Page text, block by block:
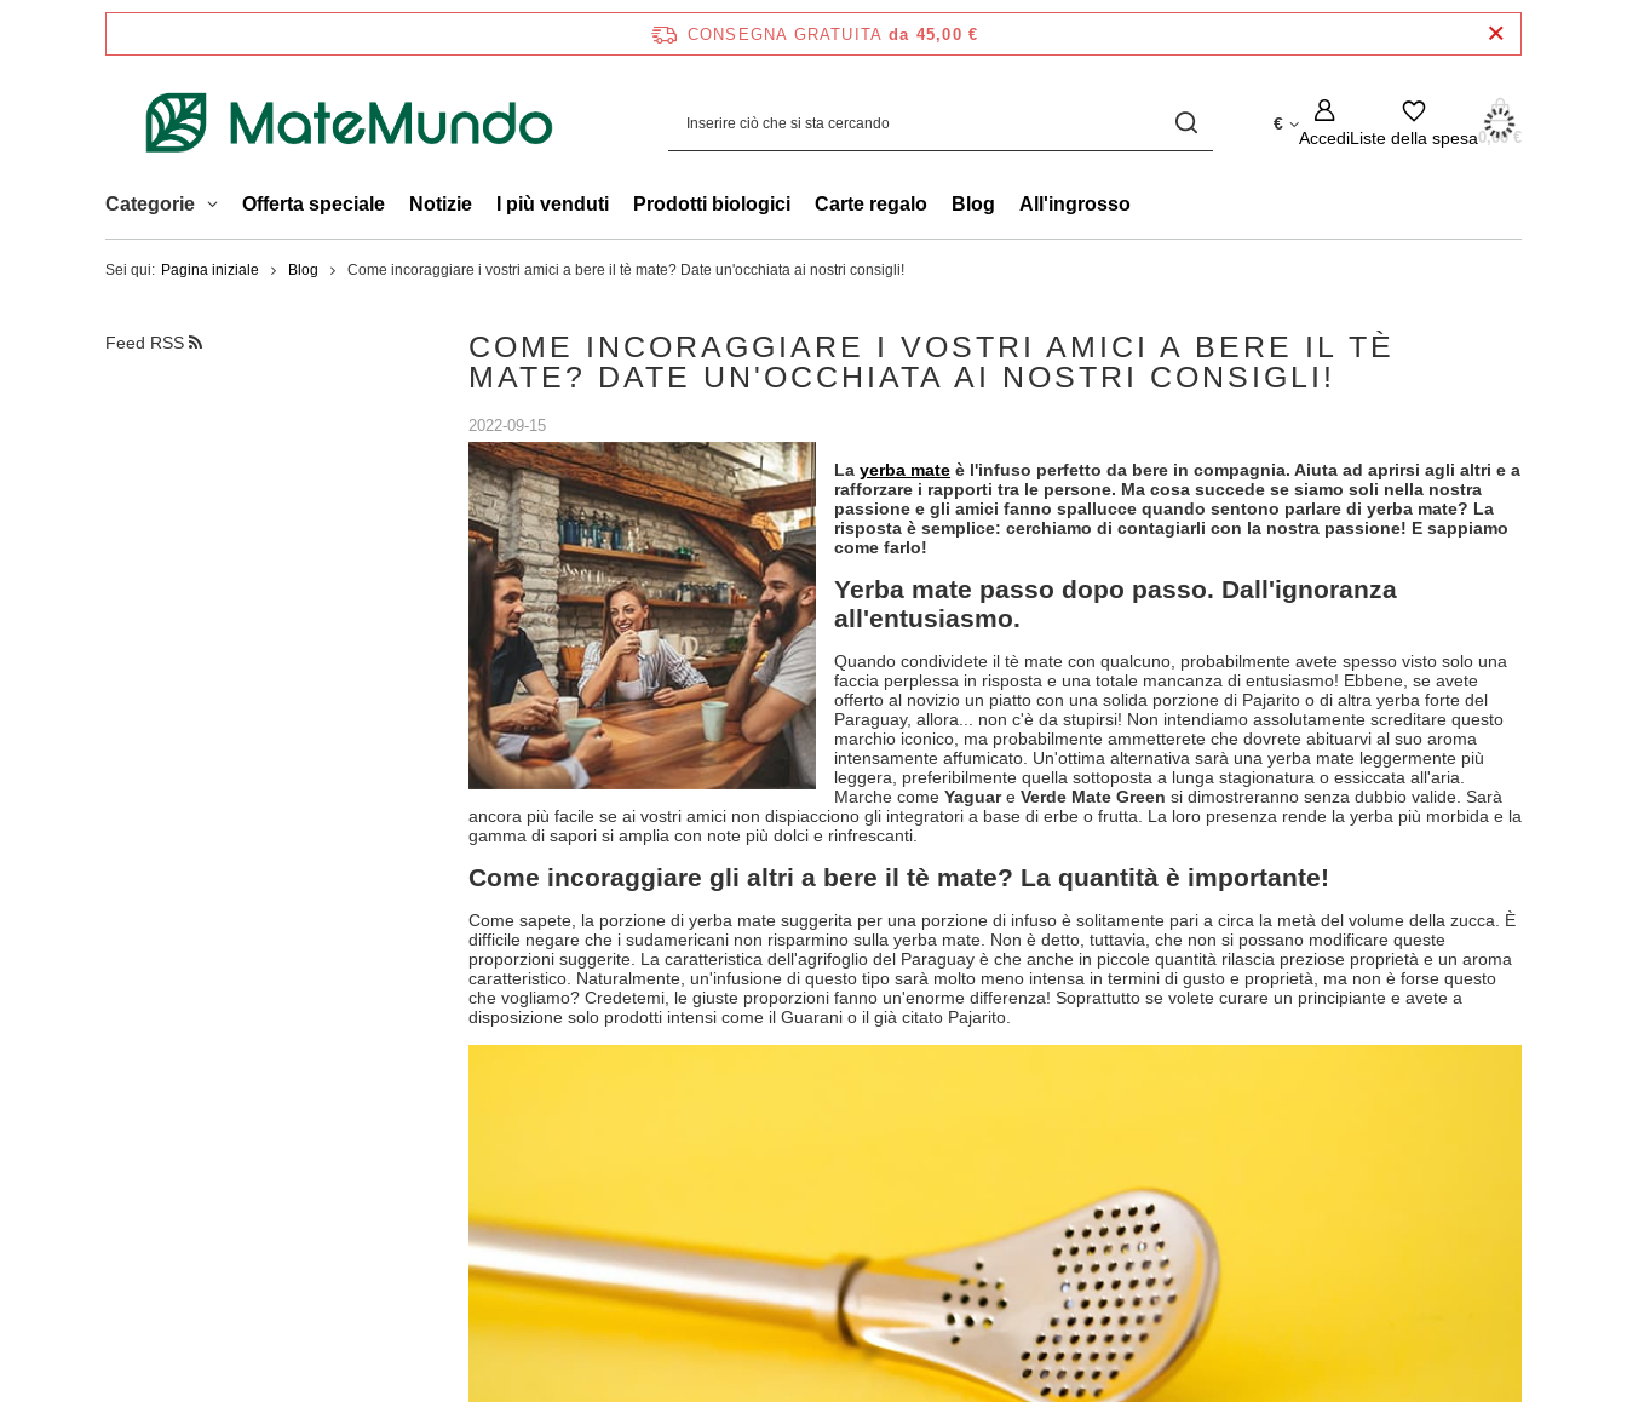
CONSEGNA GRATUITA da 45,00 €
€
AccediListe della spesa0,00 €
Categorie Offerta speciale Notizie I più venduti Prodotti biologici Carte regalo Blog All'ingrosso
Sei qui: Pagina iniziale Blog Come incoraggiare i vostri amici a bere il tè mate? Date un'occhiata ai nostri consigli!
Feed RSS
COME INCORAGGIARE I VOSTRI AMICI A BERE IL TÈ
MATE? DATE UN'OCCHIATA AI NOSTRI CONSIGLI!
2022-09-15
Layerba mate è l'infuso perfetto da bere in compagnia. Aiuta ad aprirsi agli altri e a
rafforzare i rapporti tra le persone. Ma cosa succede se siamo soli nella nostra
passione e gli amici fanno spallucce quando sentono parlare di yerba mate? La
risposta è semplice: cerchiamo di contagiarli con la nostra passione! E sappiamo
come farlo!
Yerba mate passo dopo passo. Dall'ignoranza
all'entusiasmo.
Quando condividete il tè mate con qualcuno, probabilmente avete spesso visto solo una
faccia perplessa in risposta e una totale mancanza di entusiasmo! Ebbene, se avete
offerto al novizio un piatto con una solida porzione di Pajarito o di altra yerba forte del
Paraguay, allora... non c'è da stupirsi! Non intendiamo assolutamente screditare questo
marchio iconico, ma probabilmente ammetterete che dovrete abituarvi al suo aroma
intensamente affumicato. Un'ottima alternativa sarà una yerba mate leggermente più
leggera, preferibilmente quella sottoposta a lunga stagionatura o essiccata all'aria.
Marche comeYaguareVerde Mate Green si dimostreranno senza dubbio valide. Sarà
ancora più facile se ai vostri amici non dispiacciono gli integratori a base di erbe o frutta. La loro presenza rende la yerba più morbida e la
gamma di sapori si amplia con note più dolci e rinfrescanti.
Come incoraggiare gli altri a bere il tè mate? La quantità è importante!
Come sapete, la porzione di yerba mate suggerita per una porzione di infuso è solitamente pari a circa la metà del volume della zucca. È
difficile negare che i sudamericani non risparmino sulla yerba mate. Non è detto, tuttavia, che non si possano modificare queste
proporzioni suggerite. La caratteristica dell'agrifoglio del Paraguay è che anche in piccole quantità rilascia preziose proprietà e un aroma
caratteristico. Naturalmente, un'infusione di questo tipo sarà molto meno intensa in termini di gusto e proprietà, ma non è forse questo
che vogliamo? Credetemi, le giuste proporzioni fanno un'enorme differenza! Soprattutto se volete curare un principiante e avete a
disposizione solo prodotti intensi come il Guarani o il già citato Pajarito.